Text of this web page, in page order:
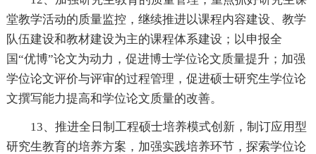
堂教学活动的质量监控，继续推进以课程内容建设、教学
队伍建设和教材建设为主的课程体系建设；以申报全
国“优博”论文为动力，促进博士学位论文质量提升；加强
学位论文评价与评审的过程管理，促进硕士研究生学位论
文撰写能力提高和学位论文质量的改善。
13、推进全日制工程硕士培养模式创新，制订应用型
研究生教育的培养方案，加强实践培养环节，探索学位论